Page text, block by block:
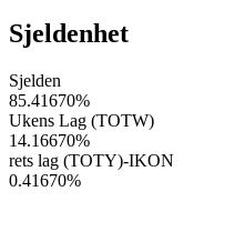
Sjeldenhet
Sjelden
85.41670%
Ukens Lag (TOTW)
14.16670%
rets lag (TOTY)-IKON
0.41670%